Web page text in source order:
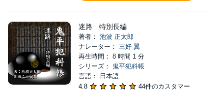
迷路 特別長編
著者： 池波 正太郎
ナレーター： 三好 翼
再生時間： 8 時間 1 分
シリーズ：
鬼平犯科帳
言語： 日本語
4.8
44件のカスタマー